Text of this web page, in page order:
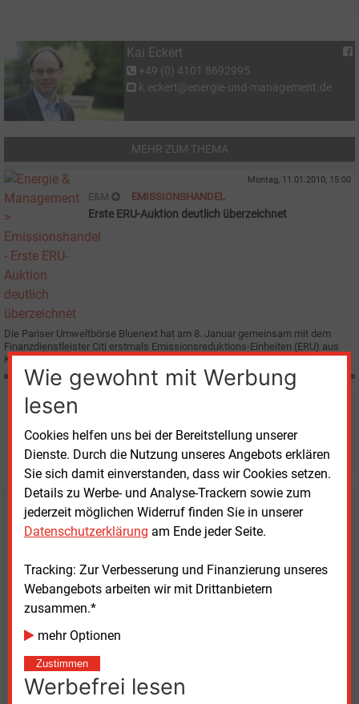
Wie gewohnt mit Werbung
lesen
Cookies helfen uns bei der Bereitstellung unserer
Dienste. Durch die Nutzung unseres Angebots erklären
Sie sich damit einverstanden, dass wir Cookies setzen.
Details zu Werbe- und Analyse-Trackern sowie zum
jederzeit möglichen Widerruf finden Sie in unserer
Datenschutzerklärung am Ende jeder Seite.
Tracking: Zur Verbesserung und Finanzierung unseres
Webangebots arbeiten wir mit Drittanbietern
zusammen.*
mehr Optionen
Zustimmen
Werbefrei lesen
Kai Eckert
+49 (0) 4101 8692995
k.eckert@energie-und-management.de
MEHR ZUM THEMA
Montag, 11.01.2010, 15:00
E&M EMISSIONSHANDEL
Erste ERU-Auktion deutlich überzeichnet
Die Pariser Umweltbörse Bluenext hat am 8. Januar gemeinsam mit dem
Finanzdienstleister Citi erstmals Emissionsreduktions-Einheiten (ERU) aus
Klimaschutzprojekten der Joint-Implementation (JI) versteigert.
Möchten Sie diese und
weitere Nachrichten lesen?
Kaufen Sie den Artikel
nur € 2.98
JETZT ARTIKEL KAUFEN